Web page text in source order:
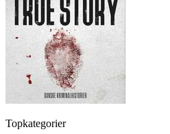
Topkategorier